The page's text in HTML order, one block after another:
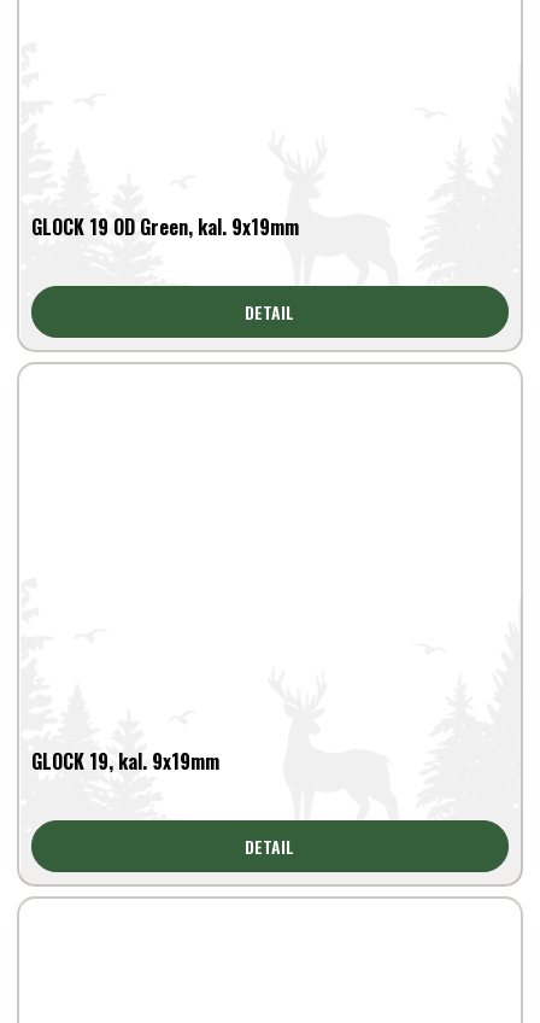
GLOCK 19 OD Green, kal. 9x19mm
DETAIL
GLOCK 19, kal. 9x19mm
DETAIL